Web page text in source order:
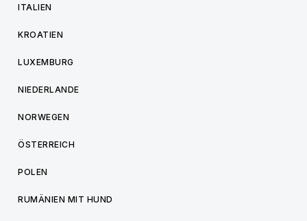
ITALIEN
KROATIEN
LUXEMBURG
NIEDERLANDE
NORWEGEN
ÖSTERREICH
POLEN
RUMÄNIEN MIT HUND